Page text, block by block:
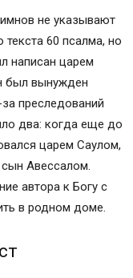
не указывают
текста 60 псалма, но
написан царем
был вынужден
преследований
два: когда еще до
царем Саулом,
сын Авессалом.
автора к Богу с
в родном доме.